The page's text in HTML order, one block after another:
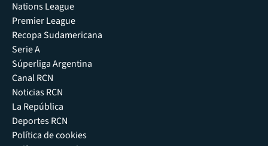
Nations League
Premier League
Recopa Sudamericana
Serie A
Súperliga Argentina
Canal RCN
Noticias RCN
La República
Deportes RCN
Política de cookies